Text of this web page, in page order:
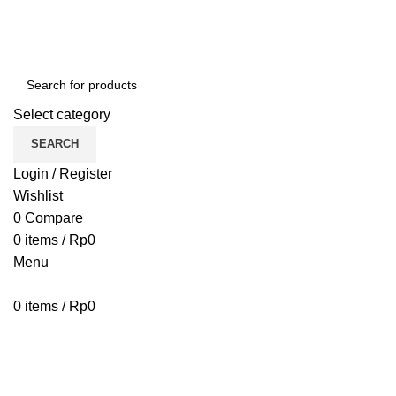
Select category
SEARCH
Login / Register
Wishlist
0 Compare
0 items / Rp0
Menu
0 items / Rp0